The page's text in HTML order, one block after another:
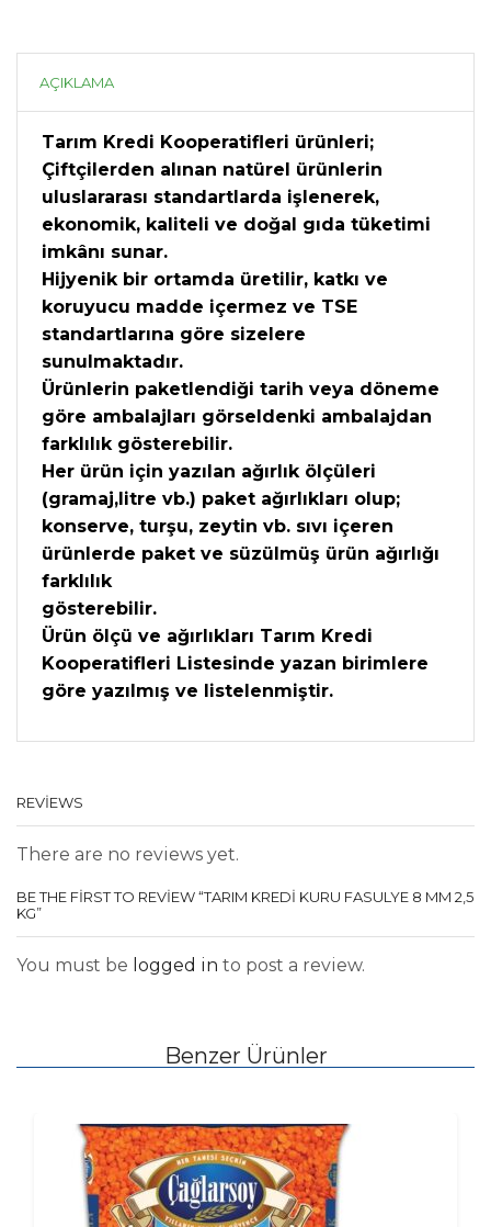
AÇIKLAMA
Tarım Kredi Kooperatifleri ürünleri;
Çiftçilerden alınan natürel ürünlerin
uluslararası standartlarda işlenerek,
ekonomik, kaliteli ve doğal gıda tüketimi
imkânı sunar.
Hijyenik bir ortamda üretilir, katkı ve
koruyucu madde içermez ve TSE
standartlarına göre sizelere
sunulmaktadır.
Ürünlerin paketlendiği tarih veya döneme
göre ambalajları görseldenki ambalajdan
farklılık gösterebilir.
Her ürün için yazılan ağırlık ölçüleri
(gramaj,litre vb.) paket ağırlıkları olup;
konserve, turşu, zeytin vb. sıvı içeren
ürünlerde paket ve süzülmüş ürün ağırlığı
farklılık
gösterebilir.
Ürün ölçü ve ağırlıkları Tarım Kredi
Kooperatifleri Listesinde yazan birimlere
göre yazılmış ve listelenmiştir.
REVIEWS
There are no reviews yet.
BE THE FIRST TO REVIEW “TARIM KREDI KURU FASULYE 8 MM 2,5
KG”
You must be logged in to post a review.
Benzer Ürünler